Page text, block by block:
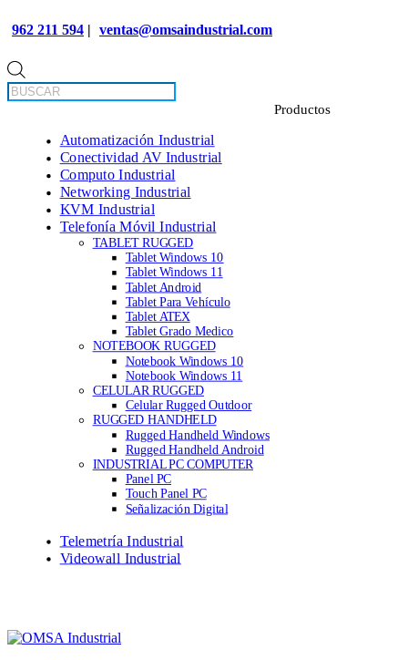
962 211 594 | ventas@omsaindustrial.com
de
productos
Automatización Industrial
Conectividad AV Industrial
Computo Industrial
Networking Industrial
KVM Industrial
Telefonía Móvil Industrial
TABLET RUGGED
Tablet Windows 10
Tablet Windows 11
Tablet Android
Tablet Para Vehículo
Tablet ATEX
Tablet Grado Medico
NOTEBOOK RUGGED
Notebook Windows 10
Notebook Windows 11
CELULAR RUGGED
Celular Rugged Outdoor
RUGGED HANDHELD
Rugged Handheld Windows
Rugged Handheld Android
INDUSTRIAL PC COMPUTER
Panel PC
Touch Panel PC
Señalización Digital
Telemetría Industrial
Videowall Industrial